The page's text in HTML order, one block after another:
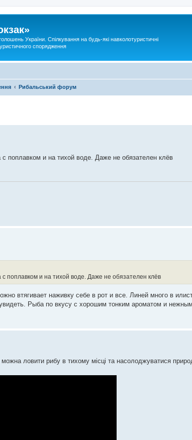
України. Спілкування на будь-які навколотуристичні
спорядження
Рибальський форум
и на тихой воде. Даже не обязателен клёв
и на тихой воде. Даже не обязателен клёв
втягивает наживку себе в рот и все. Линей много в
Рыба по вкусу с хорошим тонким ароматом и
можна ловити рибу в тихому місці та насолоджуватися